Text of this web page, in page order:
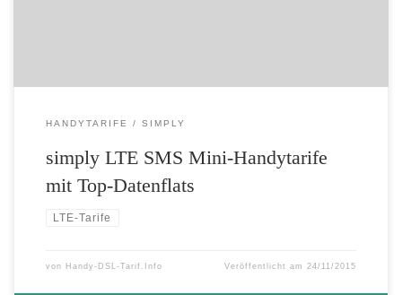
HANDYTARIFE SIMPLY
simply LTE SMS Mini-Handytarife
mit Top-Datenflats
LTE-Tarife
von Handy-DSL-Tarif.Info Veröffentlicht am24/11/2015